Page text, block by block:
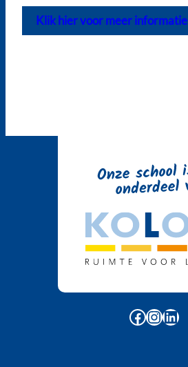
Klik hier voor meer informatie
Facebook InstagramLinkedIn